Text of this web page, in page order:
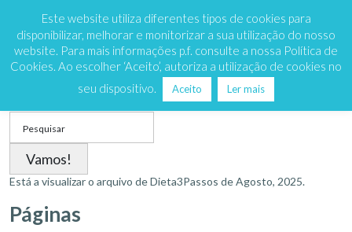
808 200 333 Marque já
Agosto 2025
for:
Está a visualizar o arquivo deDieta3Passos de Agosto, 2025.
Páginas
Este website utiliza diferentes tipos de cookies para
disponibilizar, melhorar e monitorizar a sua utilização do nosso
website. Para mais informações p.f. consulte a nossa Política de
Cookies. Ao escolher ‘Aceito’, autoriza a utilização de cookies no
seu dispositivo.
Aceito Ler mais